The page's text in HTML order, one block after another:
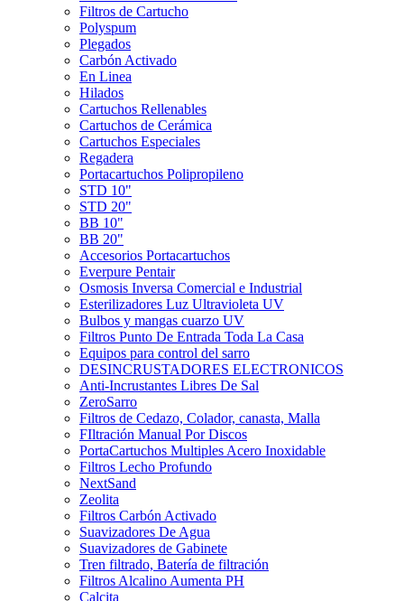
Filtros de Cartucho
Polyspum
Plegados
Carbón Activado
En Linea
Hilados
Cartuchos Rellenables
Cartuchos de Cerámica
Cartuchos Especiales
Regadera
Portacartuchos Polipropileno
STD 10"
STD 20"
BB 10"
BB 20"
Accesorios Portacartuchos
Everpure Pentair
Osmosis Inversa Comercial e Industrial
Esterilizadores Luz Ultravioleta UV
Bulbos y mangas cuarzo UV
Filtros Punto De Entrada Toda La Casa
Equipos para control del sarro
DESINCRUSTADORES ELECTRONICOS
Anti-Incrustantes Libres De Sal
ZeroSarro
Filtros de Cedazo, Colador, canasta, Malla
FIltración Manual Por Discos
PortaCartuchos Multiples Acero Inoxidable
Filtros Lecho Profundo
NextSand
Zeolita
Filtros Carbón Activado
Suavizadores De Agua
Suavizadores de Gabinete
Tren filtrado, Batería de filtración
Filtros Alcalino Aumenta PH
Calcita